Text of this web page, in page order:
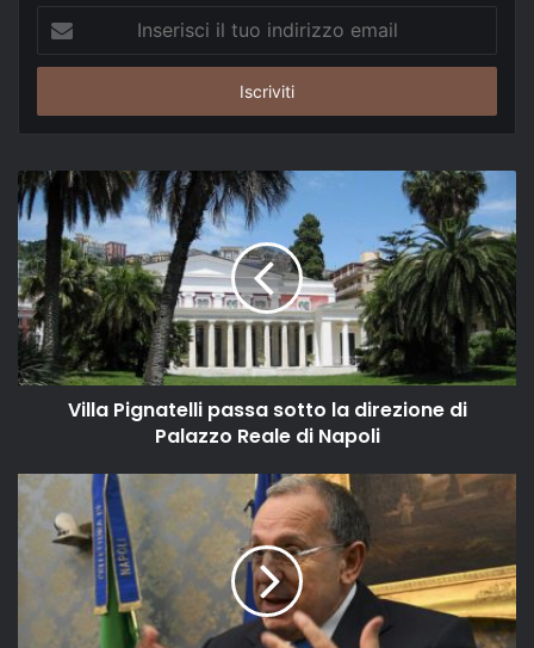
tuo
email
Villa Pignatelli passa sotto la direzione di
Palazzo Reale di Napoli